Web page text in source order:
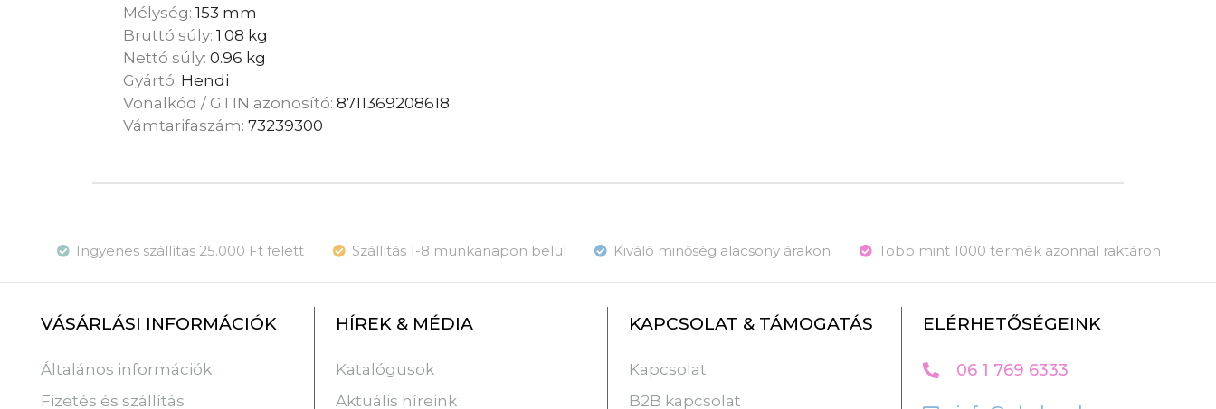
Mélység:153 mm
Bruttó súly:1.08 kg
Nettó súly:0.96 kg
Gyártó: Hendi
Vonalkód / GTIN azonosító:8711369208618
Vámtarifaszám:73239300
Ingyenes szállítás 25.000 Ft felett Szállítás 1-8 munkanapon belül Kiváló minőség alacsony árakon Több mint 1000 termék azonnal raktáron
VÁSÁRLÁSI INFORMÁCIÓK
Általános információk
Fizetés és szállítás
HÍREK & MÉDIA
Katalógusok
Aktuális híreink
KAPCSOLAT & TÁMOGATÁS
Kapcsolat
B2B kapcsolat
ELÉRHETŐSÉGEINK
06 1 769 6333